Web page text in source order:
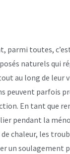
parmi toutes,
naturels qui
au long de leur
peuvent parfois
En tant que
pendant la
chaleur, les
un soulagement